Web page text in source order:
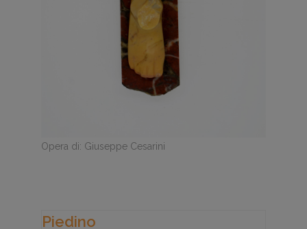
Opera di: Giuseppe Cesarini
Piedino